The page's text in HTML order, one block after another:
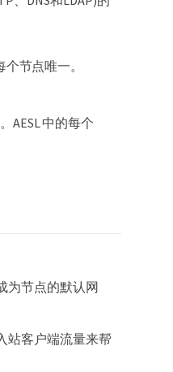
节点唯一。
AESL 中的每个
为节点的默认网
站客户端流量来帮